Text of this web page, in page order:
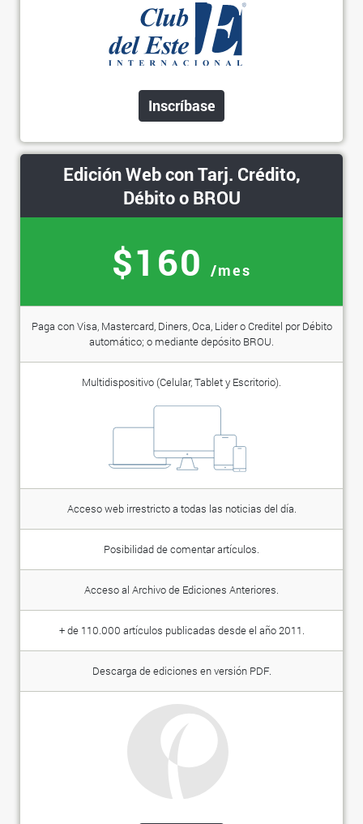
Inscríbase
Edición Web con Tarj. Crédito,
Débito o BROU
$160 /mes
Paga con Visa, Mastercard, Diners, Oca, Lider o Creditel por Débito
automático; o mediante depósito BROU.
Multidispositivo (Celular, Tablet y Escritorio).
Acceso web irrestricto a todas las noticias del día.
Posibilidad de comentar artículos.
Acceso al Archivo de Ediciones Anteriores.
+ de 110.000 artículos publicadas desde el año 2011.
Descarga de ediciones en versión PDF.